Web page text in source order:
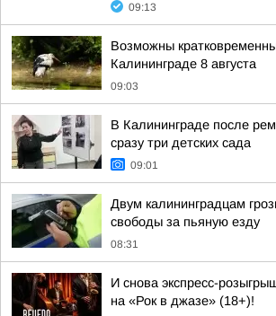
09:13
Возможны
Калининграде 8 августа
09:03
В Калининграде после
сразу три детских сада
09:01
Двум калининградцам
свободы за пьяную езду
08:31
И снова экспресс-
на «Рок в джазе» (18+)!